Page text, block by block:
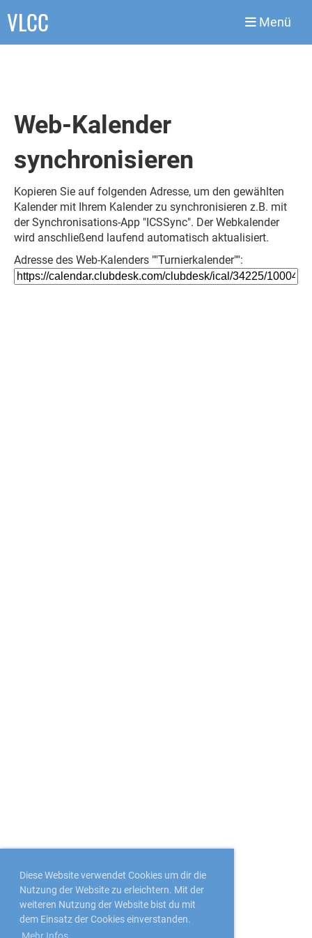
Diese Website verwendet Cookies um dir die
Nutzung der Website zu erleichtern. Mit der
weiteren Nutzung der Website bist du mit
dem Einsatz der Cookies einverstanden.
Mehr Infos
VLCC Menü
Web-Kalender
synchronisieren
Kopieren Sie auf folgenden Adresse, um den gewählten
Kalender mit Ihrem Kalender zu synchronisieren z.B. mit
der Synchronisations-App "ICSSync". Der Webkalender
wird anschließend laufend automatisch aktualisiert.
Adresse des Web-Kalenders ""Turnierkalender"":